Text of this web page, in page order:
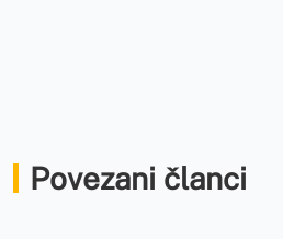
Povezani članci